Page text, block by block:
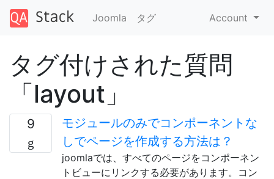
Joomla タグ Account
タグ付けされた質問
「layout」
9
モジュールのみでコンポーネントな
しでページを作成する方法は？
joomlaでは、すべてのページをコンポーネン
トビューにリンクする必要があります。コン